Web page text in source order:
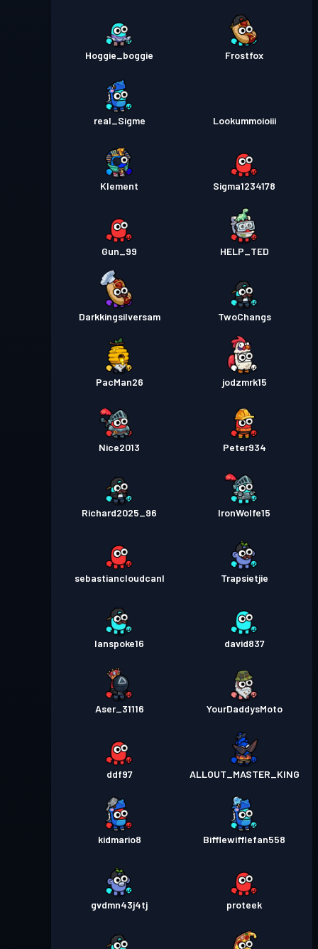
Hoggie_boggie Frostfox
real_Sigme Lookummoioiii
Klement Sigma1234178
Gun_99 HELP_TED
Darkkingsilversam TwoChangs
PacMan26 jodzmrk15
Nice2013 Peter934
Richard2025_96 IronWolfe15
sebastiancloudcanl Trapsietjie
Ianspoke16 david837
Aser_31116 YourDaddysMoto
ddf97 ALLOUT_MASTER_KING
kidmario8 Bifflewifflefan558
gvdmn43j4tj proteek